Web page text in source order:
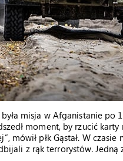
misja w Afganistanie po
moment, by rzucić karty
mówił płk Gąstał. W
z rąk terrorystów. Jedną